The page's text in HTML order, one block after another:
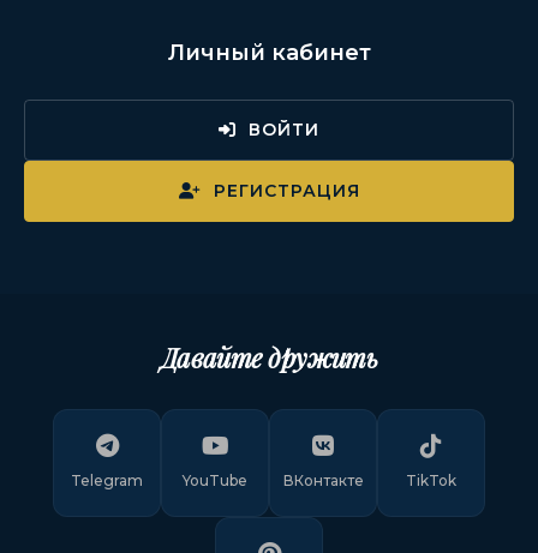
Личный кабинет
ВОЙТИ
РЕГИСТРАЦИЯ
Давайте дружить
Telegram YouTube ВКонтакте TikTok